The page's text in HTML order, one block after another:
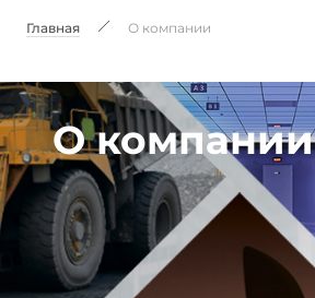
Главная О компании
О компании